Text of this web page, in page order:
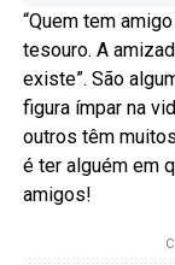
“Quem tem
tesouro. A
existe”. São
figura ímpar na
outros têm
é ter alguém em
amigos!